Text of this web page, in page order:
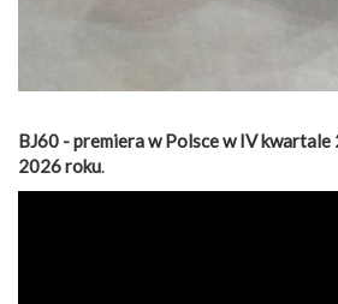
BJ60 - premiera w Polsce w IV
2026 roku.